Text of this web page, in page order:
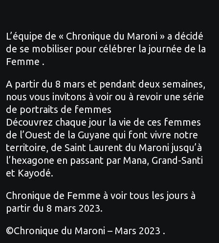
L’équipe de « Chronique du Maroni » a décidé
de se mobiliser pour célébrer la journée de la
Femme .
A partir du 8 mars et pendant deux semaines,
nous vous invitons à voir ou à revoir une série
de portraits de femmes
Découvrez chaque jour la vie de ces femmes
de l’Ouest de la Guyane qui font vivre notre
territoire, de Saint Laurent du Maroni jusqu’à
l’hexagone en passant par Mana, Grand-Santi
et Kayodé.
Chronique de Femme à voir tous les jours à
partir du 8 mars 2023.
©Chronique du Maroni – Mars 2023 .